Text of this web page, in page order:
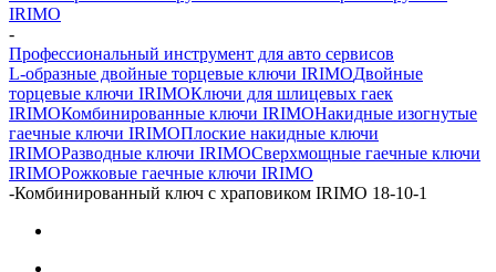
IRIMO
-
Профессиональный инструмент для авто сервисов
L-образные двойные торцевые ключи IRIMOДвойные
торцевые ключи IRIMOКлючи для шлицевых гаек
IRIMOКомбинированные ключи IRIMOНакидные изогнутые
гаечные ключи IRIMOПлоские накидные ключи
IRIMOРазводные ключи IRIMOСверхмощные гаечные ключи
IRIMOРожковые гаечные ключи IRIMO
-Комбинированный ключ с храповиком IRIMO 18-10-1